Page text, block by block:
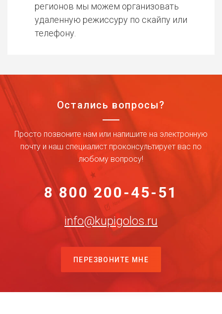
регионов мы можем организовать
удаленную режиссуру по скайпу или
телефону.
Остались вопросы?
Просто позвоните нам или напишите на электронную
почту и наш специалист проконсультирует вас по
любому вопросу!
8 800 200-45-51
info@kupigolos.ru
ПЕРЕЗВОНИТЕ МНЕ